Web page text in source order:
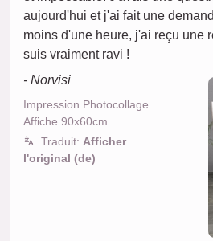
aujourd'hui et j'ai fait une
moins d'une heure, j'ai reçu une
suis vraiment ravi !
- Norvisi
Impression Photocollage
Affiche 90x60cm
Traduit: Afficher
l'original (de)